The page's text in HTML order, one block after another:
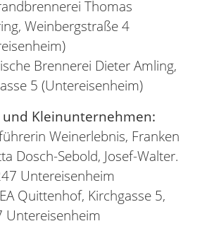
Thomas
Weinbergstraße 4
Brennerei Dieter Amling,
5 (Untereisenheim)
Kleinunternehmen:
Weinerlebnis, Franken
Dosch-Sebold, Josef-Walter.
Untereisenheim
Quittenhof, Kirchgasse 5,
Untereisenheim